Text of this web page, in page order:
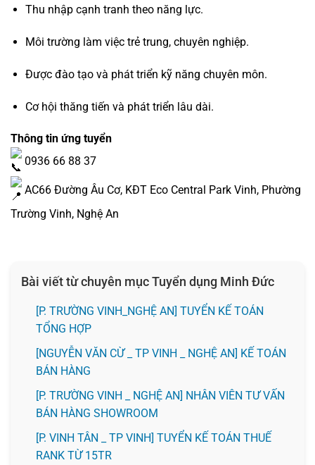
Thu nhập cạnh tranh theo năng lực.
Môi trường làm việc trẻ trung, chuyên nghiệp.
Được đào tạo và phát triển kỹ năng chuyên môn.
Cơ hội thăng tiến và phát triển lâu dài.
Thông tin ứng tuyển
0936 66 88 37
AC66 Đường Âu Cơ, KĐT Eco Central Park Vinh, Phường
Trường Vinh, Nghệ An
Bài viết từ chuyên mục Tuyển dụng Minh Đức
[P. TRƯỜNG VINH_NGHỆ AN] TUYỂN KẾ TOÁN
TỔNG HỢP
[NGUYỄN VĂN CỪ _ TP VINH _ NGHỆ AN] KẾ TOÁN
BÁN HÀNG
[P. TRƯỜNG VINH _ NGHỆ AN] NHÂN VIÊN TƯ VẤN
BÁN HÀNG SHOWROOM
[P. VINH TÂN _ TP VINH] TUYỂN KẾ TOÁN THUẾ
RANK TỪ 15TR